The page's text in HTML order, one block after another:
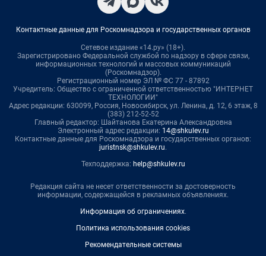
Контактные данные для Роскомнадзора и государственных органов
Сетевое издание «14.ру» (18+).
Зарегистрировано Федеральной службой по надзору в сфере связи,
информационных технологий и массовых коммуникаций
(Роскомнадзор).
Регистрационный номер ЭЛ № ФС 77 - 87892
Учредитель: Общество с ограниченной ответственностью "ИНТЕРНЕТ
ТЕХНОЛОГИИ"
Адрес редакции: 630099, Россия, Новосибирск, ул. Ленина, д. 12, 6 этаж, 8
(383) 212-52-52
Главный редактор: Шайтанова Екатерина Александровна
Электронный адрес редакции: 14@shkulev.ru
Контактные данные для Роскомнадзора и государственных органов:
juristnsk@shkulev.ru.
Техподдержка: help@shkulev.ru
Редакция сайта не несет ответственности за достоверность
информации, содержащейся в рекламных объявлениях.
Информация об ограничениях.
Политика использования cookies
Рекомендательные системы